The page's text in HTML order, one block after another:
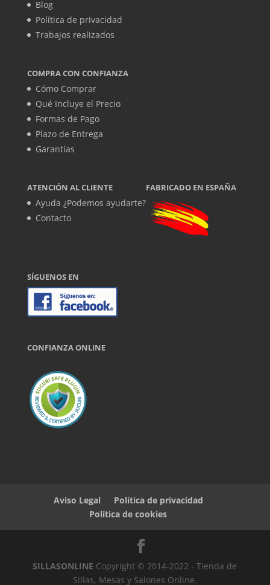
Blog
Política de privacidad
Trabajos realizados
COMPRA CON CONFIANZA
Cómo Comprar
Qué Incluye el Precio
Formas de Pago
Plazo de Entrega
Garantías
ATENCIÓN AL CLIENTE
Ayuda ¿Podemos ayudarte?
Contacto
FABRICADO EN ESPAÑA
SÍGUENOS EN
CONFIANZA ONLINE
Aviso Legal
Política de privacidad
Política de cookies
SILLASONLINE Copyright © 2014-2022 - Tienda de
Sillas, Mesas y Salones Online.